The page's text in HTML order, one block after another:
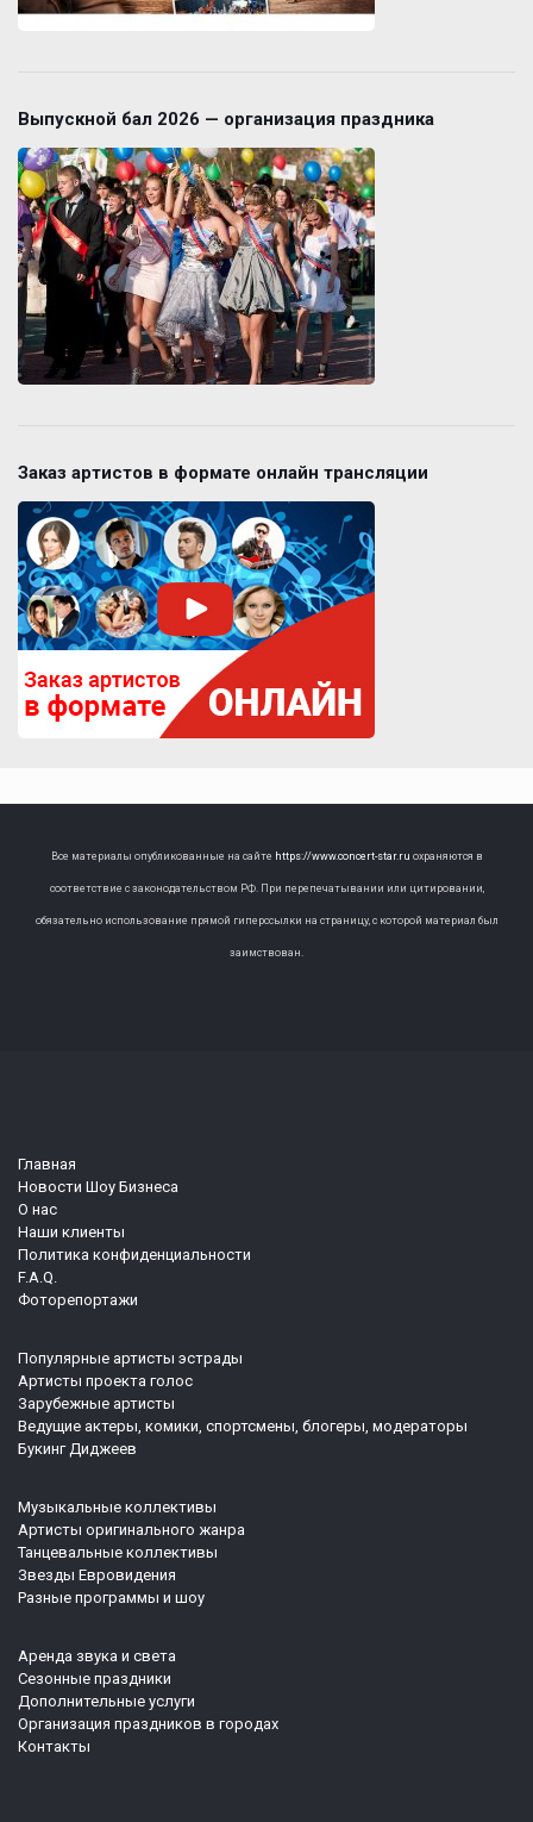
Выпускной бал 2026 — организация праздника
Заказ артистов в формате онлайн трансляции
Все материалы опубликованные на сайте https://www.concert-star.ru охраняются в
соответствие с законодательством РФ. При перепечатывании или цитировании,
обязательно использование прямой гиперссылки на страницу, с которой материал был
заимствован.
Главная
Новости Шоу Бизнеса
О нас
Наши клиенты
Политика конфиденциальности
F.A.Q.
Фоторепортажи
Популярные артисты эстрады
Артисты проекта голос
Зарубежные артисты
Ведущие актеры, комики, спортсмены, блогеры, модераторы
Букинг Диджеев
Музыкальные коллективы
Артисты оригинального жанра
Танцевальные коллективы
Звезды Евровидения
Разные программы и шоу
Аренда звука и света
Сезонные праздники
Дополнительные услуги
Организация праздников в городах
Контакты